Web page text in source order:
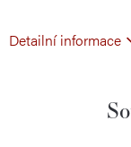
Detailní informace